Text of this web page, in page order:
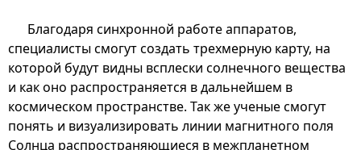
Благодаря синхронной работе аппаратов,
специалисты смогут создать трехмерную карту, на
которой будут видны всплески солнечного вещества
и как оно распространяется в дальнейшем в
космическом пространстве. Так же ученые смогут
понять и визуализировать линии магнитного поля
Солнца распространяющиеся в межпланетном